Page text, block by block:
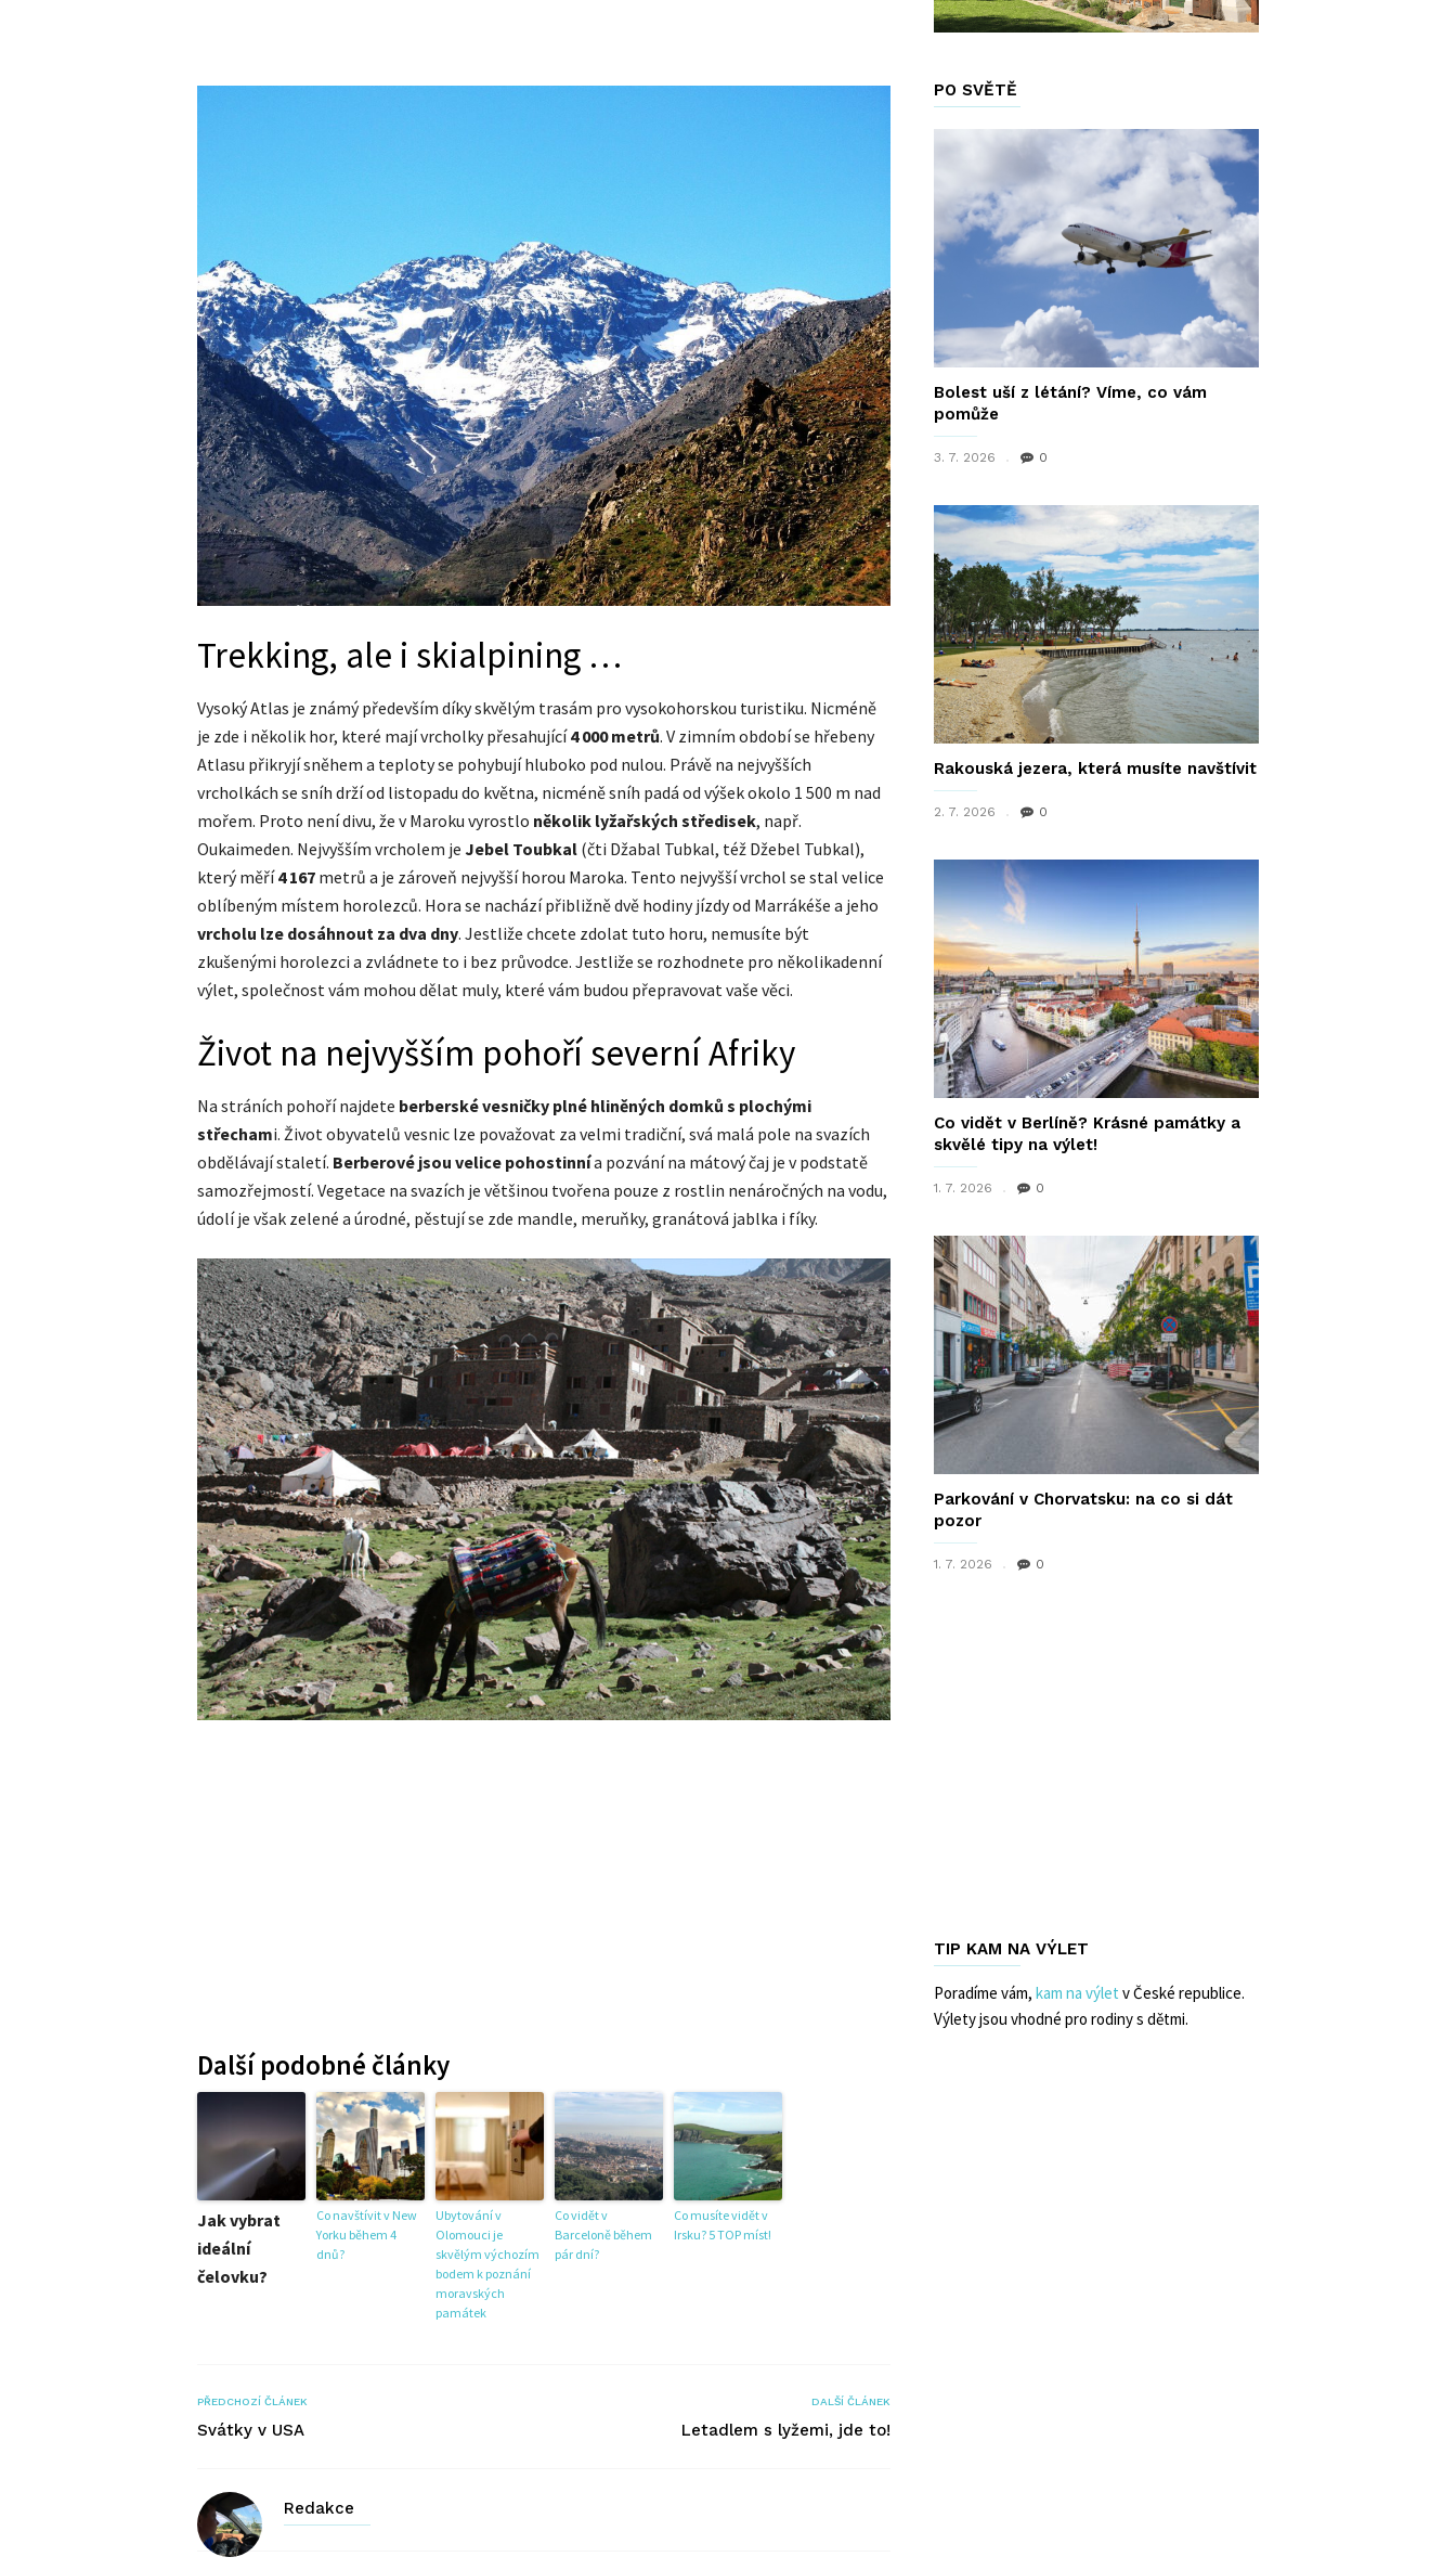
Trekking, ale i skialpining …
Vysoký Atlas je známý především díky skvělým trasám pro vysokohorskou turistiku. Nicméně
je zde i několik hor, které mají vrcholky přesahující4 000 metrů. V zimním období se hřebeny
Atlasu přikryjí sněhem a teploty se pohybují hluboko pod nulou. Právě na nejvyšších
vrcholkách se sníh drží od listopadu do května, nicméně sníh padá od výšek okolo 1 500 m nad
mořem. Proto není divu, že v Maroku vyrostlo několik lyžařských středisek, např.
Oukaimeden. Nejvyšším vrcholem je Jebel Toubkal (čti Džabal Tubkal, též Džebel Tubkal),
který měří4 167 metrů a je zároveň nejvyšší horou Maroka. Tento nejvyšší vrchol se stal velice
oblíbeným místem horolezců. Hora se nachází přibližně dvě hodiny jízdy od Marrákéše a jeho
vrcholu lze dosáhnout za dva dny. Jestliže chcete zdolat tuto horu, nemusíte být
zkušenými horolezci a zvládnete to i bez průvodce. Jestliže se rozhodnete pro několikadenní
výlet, společnost vám mohou dělat muly, které vám budou přepravovat vaše věci.
Život na nejvyšším pohoří severní Afriky
Na stráních pohoří najdete berberské vesničky plné hliněných domků s plochými
střechami. Život obyvatelů vesnic lze považovat za velmi tradiční, svá malá pole na svazích
obdělávají staletí. Berberové jsou velice pohostinnía pozvání na mátový čaj je v podstatě
samozřejmostí. Vegetace na svazích je většinou tvořena pouze z rostlin nenáročných na vodu,
údolí je však zelené a úrodné, pěstují se zde mandle, meruňky, granátová jablka i fíky.
Další podobné články
Jak vybrat
ideální
čelovku?
Co navštívit v New
Yorku během 4
dnů?
Ubytování v
Olomouci je
skvělým výchozím
bodem k poznání
moravských
památek
Co vidět v
Barceloně během
pár dní?
Co musíte vidět v
Irsku? 5 TOP míst!
PŘEDCHOZÍ ČLÁNEK
Svátky v USA
DALŠÍ ČLÁNEK
Letadlem s lyžemi, jde to!
Redakce
PO SVĚTĚ
Bolest uší z létání? Víme, co vám
pomůže
3. 7. 2026 0
Rakouská jezera, která musíte navštívit
2. 7. 2026 0
Co vidět v Berlíně? Krásné památky a
skvělé tipy na výlet!
1. 7. 2026 0
Parkování v Chorvatsku: na co si dát
pozor
1. 7. 2026 0
TIP KAM NA VÝLET
Poradíme vám, kam na výlet v České republice.
Výlety jsou vhodné pro rodiny s dětmi.